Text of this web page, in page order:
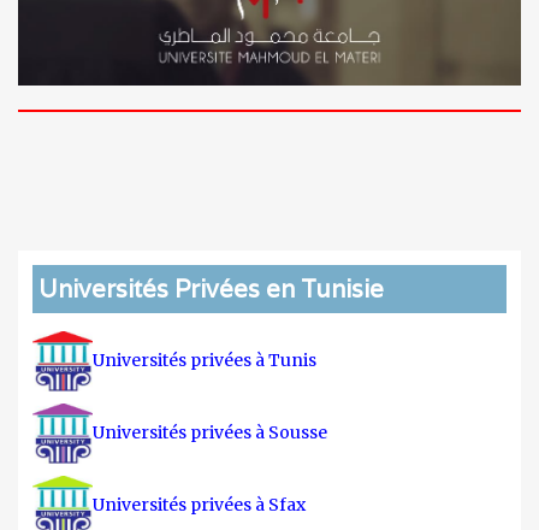
Universités Privées en Tunisie
Universités privées à Tunis
Universités privées à Sousse
Universités privées à Sfax